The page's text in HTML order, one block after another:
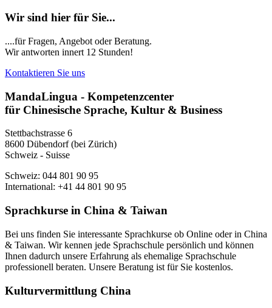
Wir sind hier für Sie...
....für Fragen, Angebot oder Beratung.
Wir antworten innert 12 Stunden!
Kontaktieren Sie uns
MandaLingua - Kompetenzcenter
für Chinesische Sprache, Kultur & Business
Stettbachstrasse 6
8600 Dübendorf (bei Zürich)
Schweiz - Suisse
Schweiz: 044 801 90 95
International: +41 44 801 90 95
Sprachkurse in China & Taiwan
Bei uns finden Sie interessante Sprachkurse ob Online oder in China
& Taiwan. Wir kennen jede Sprachschule persönlich und können
Ihnen dadurch unsere Erfahrung als ehemalige Sprachschule
professionell beraten. Unsere Beratung ist für Sie kostenlos.
Kulturvermittlung China